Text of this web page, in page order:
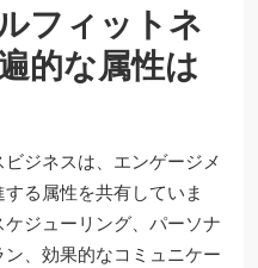
フィットネ
的な属性は
ジネスは、エンゲージメ
る属性を共有していま
ジューリング、パーソナ
、効果的なコミュニケー